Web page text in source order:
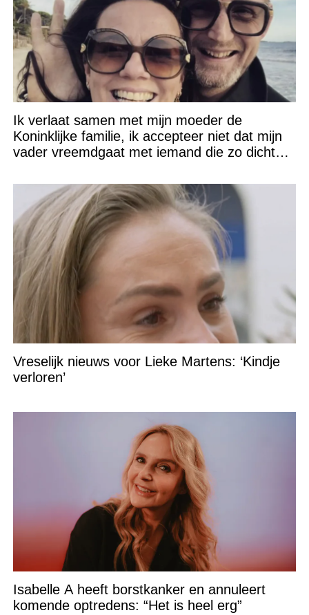
Ik verlaat samen met mijn moeder de
Koninklijke familie, ik accepteer niet dat mijn
vader vreemdgaat met iemand die zo dichtbij
Vreselijk nieuws voor Lieke Martens: ‘Kindje
verloren’
Isabelle A heeft borstkanker en annuleert
komende optredens: “Het is heel erg”